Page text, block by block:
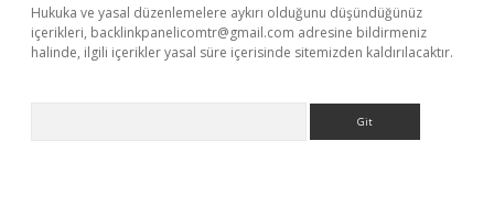
Hukuka ve yasal düzenlemelere aykırı olduğunu düşündüğünüz
içerikleri, backlinkpanelicomtr@gmail.com adresine bildirmeniz
halinde, ilgili içerikler yasal süre içerisinde sitemizden kaldırılacaktır.